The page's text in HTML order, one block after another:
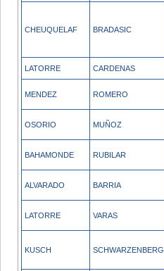
CHEUQUELAF BRADASIC
LATORRE CARDENAS
MENDEZ ROMERO
OSORIO MUÑOZ
BAHAMONDE RUBILAR
ALVARADO BARRIA
LATORRE VARAS
KUSCH SCHWARZENBERG